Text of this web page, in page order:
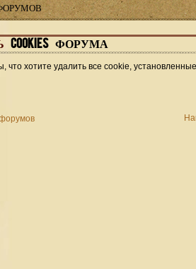
COOKIES ФОРУМА
что хотите удалить все cookie,